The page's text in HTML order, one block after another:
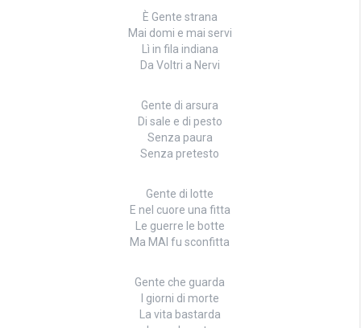
È Gente strana
Mai domi e mai servi
Lì in fila indiana
Da Voltri a Nervi
Gente di arsura
Di sale e di pesto
Senza paura
Senza pretesto
Gente di lotte
E nel cuore una fitta
Le guerre le botte
Ma MAI fu sconfitta
Gente che guarda
I giorni di morte
La vita bastarda